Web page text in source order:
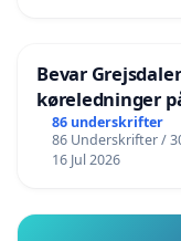
Bevar
køreledninger
86 underskrifter
86 Underskrifter /
16 Jul 2026